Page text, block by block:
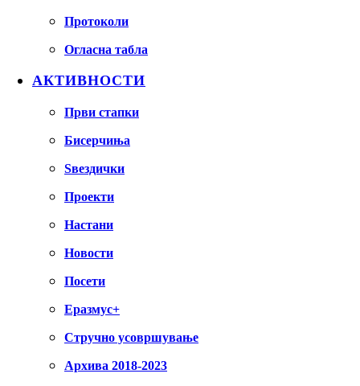
Протоколи
Огласна табла
АКТИВНОСТИ
Први стапки
Бисерчиња
Ѕвездички
Проекти
Настани
Новости
Посети
Еразмус+
Стручно усовршување
Архива 2018-2023